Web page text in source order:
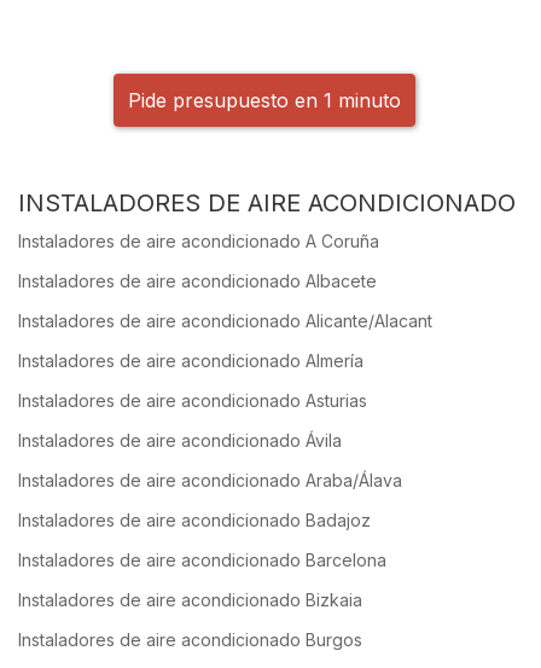
Pide presupuesto en 1 minuto
INSTALADORES DE AIRE ACONDICIONADO
Instaladores de aire acondicionado A Coruña
Instaladores de aire acondicionado Albacete
Instaladores de aire acondicionado Alicante/Alacant
Instaladores de aire acondicionado Almería
Instaladores de aire acondicionado Asturias
Instaladores de aire acondicionado Ávila
Instaladores de aire acondicionado Araba/Álava
Instaladores de aire acondicionado Badajoz
Instaladores de aire acondicionado Barcelona
Instaladores de aire acondicionado Bizkaia
Instaladores de aire acondicionado Burgos